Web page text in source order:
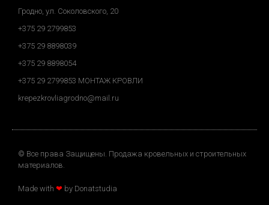
Гродно, ул. Соколовского, 20
+375 29 2799853
+375 29 8898039
+375 29 8898054
+375 29 2799853 МОНТАЖ КРОВЛИ
krepezkrovliagrodno@mail.ru
© Все права Защищены. Продажа кровельных и строительных
материалов.
Made with ❤ by Donatstudia